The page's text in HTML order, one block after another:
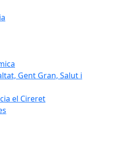
Gent Gran, Salut i
el Cireret